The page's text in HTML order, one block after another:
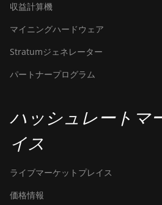
収益計算機
マイニングハードウェア
Stratumジェネレーター
パートナープログラム
ハッシュレートマ
イス
ライブマーケットプレイス
価格情報